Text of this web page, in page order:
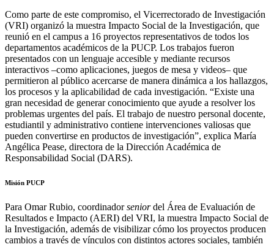
Como parte de este compromiso, el Vicerrectorado de Investigación
(VRI) organizó la muestra Impacto Social de la Investigación, que
reunió en el campus a 16 proyectos representativos de todos los
departamentos académicos de la PUCP. Los trabajos fueron
presentados con un lenguaje accesible y mediante recursos
interactivos –como aplicaciones, juegos de mesa y videos– que
permitieron al público acercarse de manera dinámica a los hallazgos,
los procesos y la aplicabilidad de cada investigación. “Existe una
gran necesidad de generar conocimiento que ayude a resolver los
problemas urgentes del país. El trabajo de nuestro personal docente,
estudiantil y administrativo contiene intervenciones valiosas que
pueden convertirse en productos de investigación”, explica María
Angélica Pease, directora de la Dirección Académica de
Responsabilidad Social (DARS).
Misión PUCP
Para Omar Rubio, coordinadorseniordel Área de Evaluación de
Resultados e Impacto (AERI) del VRI, la muestra Impacto Social de
la Investigación, además de visibilizar cómo los proyectos producen
cambios a través de vínculos con distintos actores sociales, también